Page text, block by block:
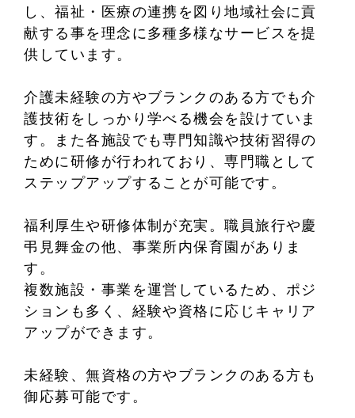
し、福祉・医療の連携を図り地域社会に貢
献する事を理念に多種多様なサービスを提
供しています。
介護未経験の方やブランクのある方でも介
護技術をしっかり学べる機会を設けていま
す。また各施設でも専門知識や技術習得の
ために研修が行われており、専門職として
ステップアップすることが可能です。
福利厚生や研修体制が充実。職員旅行や慶
弔見舞金の他、事業所内保育園がありま
す。
複数施設・事業を運営しているため、ポジ
ションも多く、経験や資格に応じキャリア
アップができます。
未経験、無資格の方やブランクのある方も
御応募可能です。